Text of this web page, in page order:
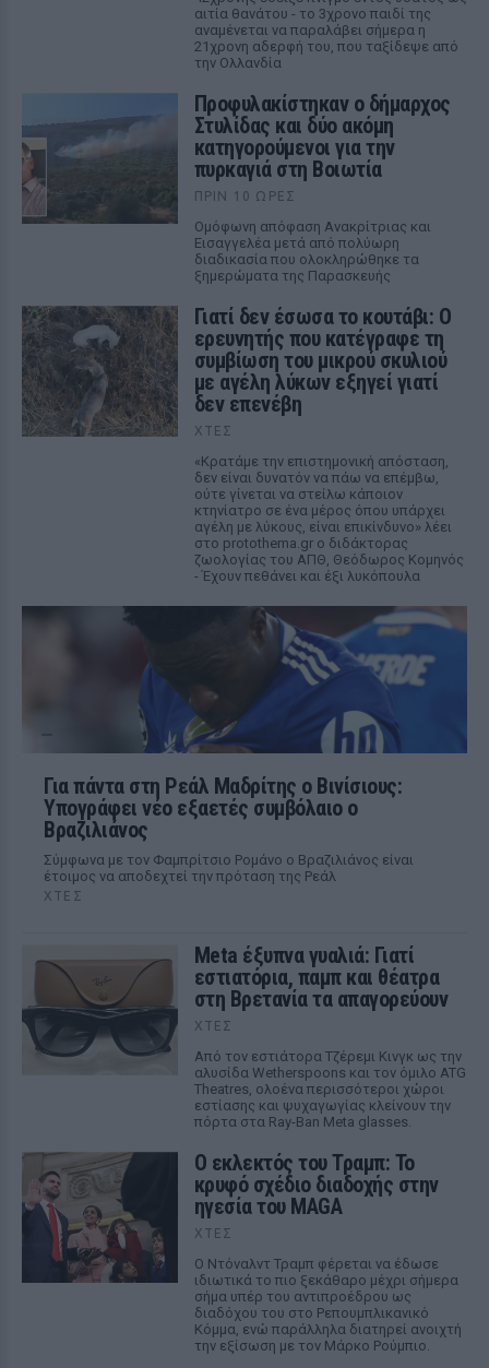
αιτία θανάτου - το 3χρονο παιδί της
αναμένεται να παραλάβει σήμερα η
21χρονη αδερφή του, που ταξίδεψε από
την Ολλανδία
Προφυλακίστηκαν ο δήμαρχος
Στυλίδας και δύο ακόμη
κατηγορούμενοι για την
πυρκαγιά στη Βοιωτία
ΠΡΙΝ 10 ΏΡΕΣ
Ομόφωνη απόφαση Ανακρίτριας και
Εισαγγελέα μετά από πολύωρη
διαδικασία που ολοκληρώθηκε τα
ξημερώματα της Παρασκευής
Γιατί δεν έσωσα το κουτάβι: Ο
ερευνητής που κατέγραφε τη
συμβίωση του μικρού σκυλιού
με αγέλη λύκων εξηγεί γιατί
δεν επενέβη
ΧΤΕΣ
«Κρατάμε την επιστημονική απόσταση,
δεν είναι δυνατόν να πάω να επέμβω,
ούτε γίνεται να στείλω κάποιον
κτηνίατρο σε ένα μέρος όπου υπάρχει
αγέλη με λύκους, είναι επικίνδυνο» λέει
στο protothema.gr ο διδάκτορας
ζωολογίας του ΑΠΘ, Θεόδωρος Κομηνός
- Έχουν πεθάνει και έξι λυκόπουλα
Για πάντα στη Ρεάλ Μαδρίτης ο Βινίσιους:
Υπογράφει νέο εξαετές συμβόλαιο ο
Βραζιλιάνος
Σύμφωνα με τον Φαμπρίτσιο Ρομάνο ο Βραζιλιάνος είναι
έτοιμος να αποδεχτεί την πρόταση της Ρεάλ
ΧΤΕΣ
Meta έξυπνα γυαλιά: Γιατί
εστιατόρια, παμπ και θέατρα
στη Βρετανία τα απαγορεύουν
ΧΤΕΣ
Από τον εστιάτορα Τζέρεμι Κινγκ ως την
αλυσίδα Wetherspoons και τον όμιλο ATG
Theatres, ολοένα περισσότεροι χώροι
εστίασης και ψυχαγωγίας κλείνουν την
πόρτα στα Ray-Ban Meta glasses.
Ο εκλεκτός του Τραμπ: Το
κρυφό σχέδιο διαδοχής στην
ηγεσία του MAGA
ΧΤΕΣ
Ο Ντόναλντ Τραμπ φέρεται να έδωσε
ιδιωτικά το πιο ξεκάθαρο μέχρι σήμερα
σήμα υπέρ του αντιπροέδρου ως
διαδόχου του στο Ρεπουμπλικανικό
Κόμμα, ενώ παράλληλα διατηρεί ανοιχτή
την εξίσωση με τον Μάρκο Ρούμπιο.